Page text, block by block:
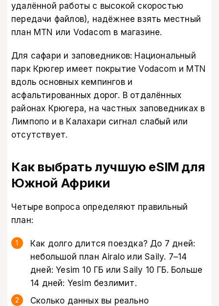
удалённой работы с высокой скоростью
передачи файлов), надёжнее взять местный
план MTN или Vodacom в магазине.
Для сафари и заповедников: Национальный
парк Крюгер имеет покрытие Vodacom и MTN
вдоль основных кемпингов и
асфальтированных дорог. В отдалённых
районах Крюгера, на частных заповедниках в
Лимпопо и в Калахари сигнал слабый или
отсутствует.
Как выбрать лучшую eSIM для
Южной Африки
Четыре вопроса определяют правильный
план:
Как долго длится поездка? До 7 дней:
небольшой план Airalo или Saily. 7–14
дней: Yesim 10 ГБ или Saily 10 ГБ. Больше
14 дней: Yesim безлимит.
Сколько данных вы реально